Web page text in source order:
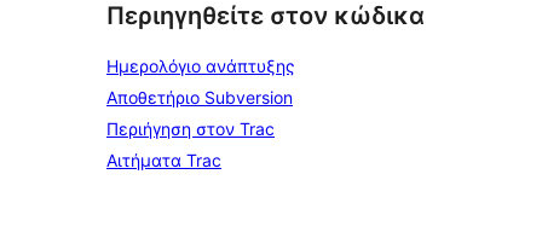
Περιηγηθείτε στον κώδικα
Ημερολόγιο ανάπτυξης
Αποθετήριο Subversion
Περιήγηση στον Trac
Αιτήματα Trac